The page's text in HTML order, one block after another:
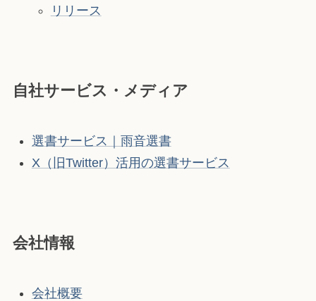
リリース
自社サービス・メディア
選書サービス｜雨音選書
X（旧Twitter）活用の選書サービス
会社情報
会社概要